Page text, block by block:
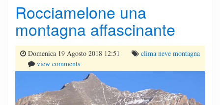
Rocciamelone una
montagna affascinante
Domenica 19 Agosto 2018 12:51 clima neve montagna
view comments